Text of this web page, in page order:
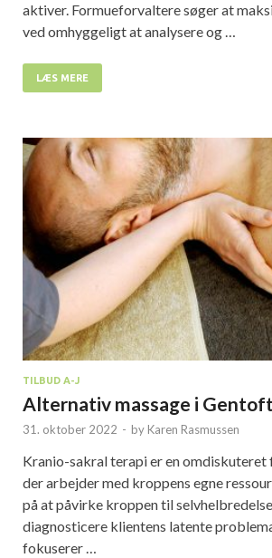
aktiver. Formueforvaltere søger at
ved omhyggeligt at analysere og …
LÆS MERE
TILBUD A-J
Alternativ massage i
31. oktober 2022 - by Karen Rasmussen
Kranio-sakral terapi er en omdiskuteret
der arbejder med kroppens egne
på at påvirke kroppen til
diagnosticere klientens latente
fokuserer …